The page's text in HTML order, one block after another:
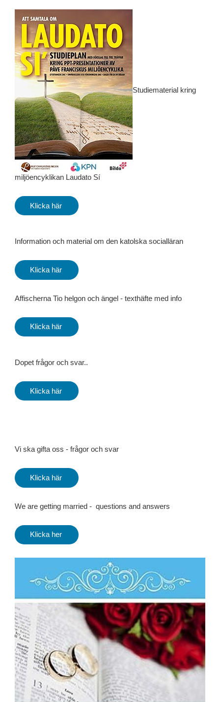
Studiematerial kring
miljöencyklikan Laudato Sí
Klicka här
Information och material om den katolska socialläran
Klicka här
Affischerna Tio helgon och ängel - texthäfte med info
Klicka här
Dopet frågor och svar..
Klicka här
Vi ska gifta oss - frågor och svar
Klicka här
We are getting married - questions and answers
Klicka her